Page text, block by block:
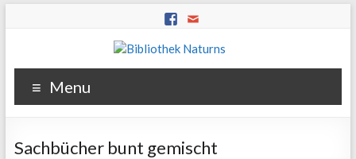
Menu
Sachbücher bunt gemischt